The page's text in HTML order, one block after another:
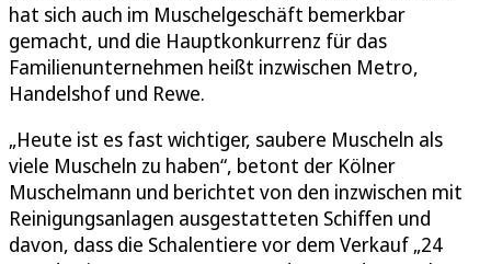
hat sich auch im Muschelgeschäft bemerkbar
gemacht, und die Hauptkonkurrenz für das
Familienunternehmen heißt inzwischen Metro,
Handelshof und Rewe.
„Heute ist es fast wichtiger, saubere Muscheln als
viele Muscheln zu haben“, betont der Kölner
Muschelmann und berichtet von den inzwischen mit
Reinigungsanlagen ausgestatteten Schiffen und
davon, dass die Schalentiere vor dem Verkauf „24